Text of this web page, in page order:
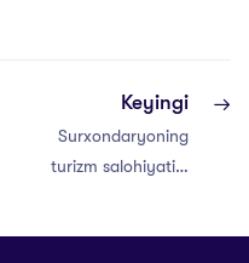
Keyingi
Surxondaryoning
turizm salohiyatini